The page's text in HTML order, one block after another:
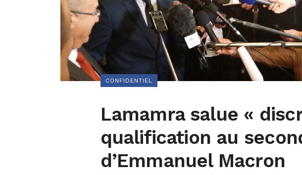
CONFIDENTIEL
Lamamra salue «
qualification au
d’Emmanuel Macron